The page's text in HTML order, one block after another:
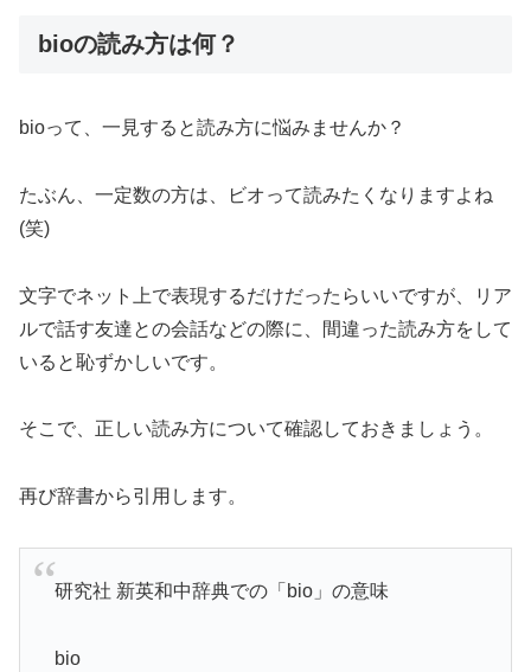
bioの読み方は何？
bioって、一見すると読み方に悩みませんか？
たぶん、一定数の方は、ビオって読みたくなりますよね
(笑)
文字でネット上で表現するだけだったらいいですが、リア
ルで話す友達との会話などの際に、間違った読み方をして
いると恥ずかしいです。
そこで、正しい読み方について確認しておきましょう。
再び辞書から引用します。
研究社 新英和中辞典での「bio」の意味
bio